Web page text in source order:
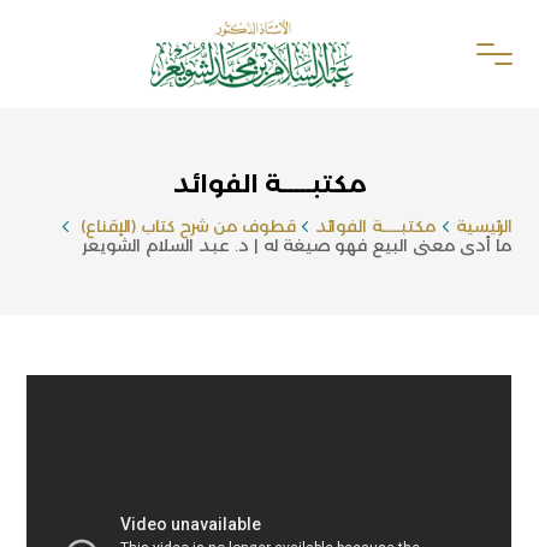
مكتبـــــة الفوائد
الرئيسية مكتبـــــة الفوائد
قطوف من شرح كتاب (الإقناع)
ما أدى معنى البيع فهو صيغة له | د. عبد السلام الشويعر